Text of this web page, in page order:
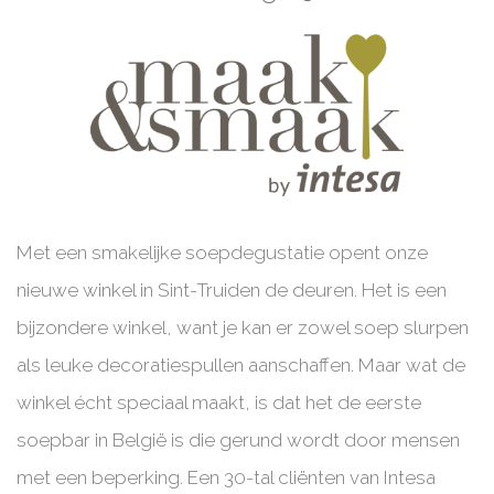
Met een smakelijke soepdegustatie opent onze
nieuwe winkel in Sint-Truiden de deuren. Het is een
bijzondere winkel, want je kan er zowel soep slurpen
als leuke decoratiespullen aanschaffen. Maar wat de
winkel écht speciaal maakt, is dat het de eerste
soepbar in België is die gerund wordt door mensen
met een beperking. Een 30-tal cliënten van Intesa